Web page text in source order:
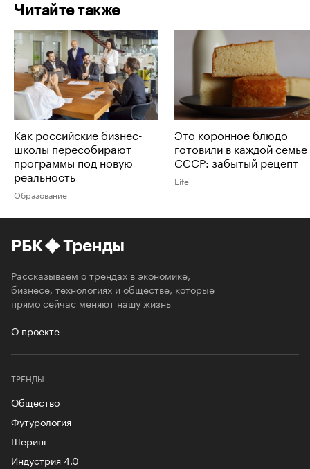
Читайте также
Как российские бизнес-
школы пересобирают
программы под новую
реальность
Образование
Это коронное блюдо
готовили в каждой семье
СССР: забытый рецепт
Life
РБК Тренды
Рассказываем о трендах в экономике,
бизнесе, технологиях и обществе, которые
прямо сейчас меняют нашу жизнь
О проекте
ТРЕНДЫ
Общество
Футурология
Шеринг
Индустрия 4.0